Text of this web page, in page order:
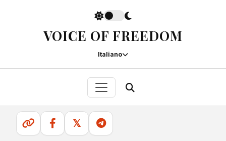
VOICE OF FREEDOM
Italiano
𝕏